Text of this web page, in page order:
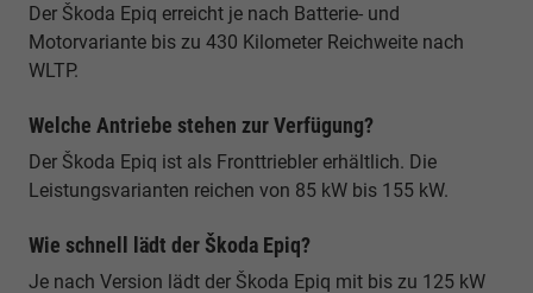
Der Škoda Epiq erreicht je nach Batterie- und
Motorvariante bis zu 430 Kilometer Reichweite nach
WLTP.
Welche Antriebe stehen zur Verfügung?
Der Škoda Epiq ist als Fronttriebler erhältlich. Die
Leistungsvarianten reichen von 85 kW bis 155 kW.
Wie schnell lädt der Škoda Epiq?
Je nach Version lädt der Škoda Epiq mit bis zu 125 kW